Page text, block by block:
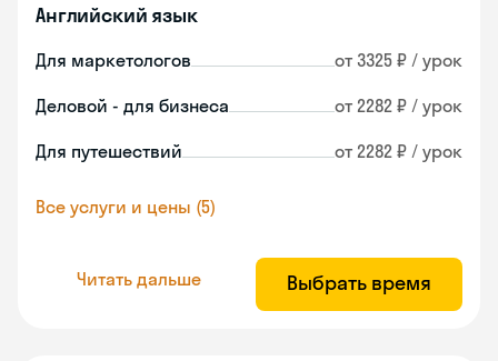
Английский язык
Для маркетологов от 3325 ₽ / урок
Деловой - для бизнеса от 2282 ₽ / урок
Для путешествий от 2282 ₽ / урок
Все услуги и цены (5)
Читать дальше Выбрать время